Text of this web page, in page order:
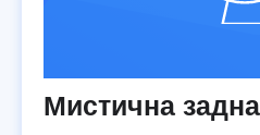
Мистична